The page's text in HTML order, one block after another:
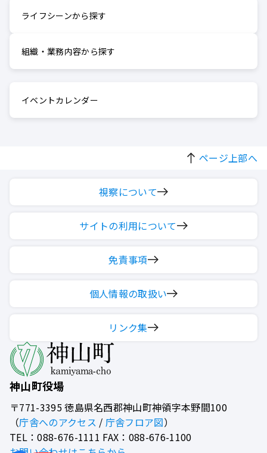
ライフシーンから探す
組織・業務内容から探す
イベントカレンダー
ページ上部へ
神山町役場
〒771-3395徳島県名西郡神山町神領字本野間100
（庁舎へのアクセス / 庁舎フロア図）
TEL：088-676-1111 FAX：088-676-1100
視察について
サイトの利用について
免責事項
個人情報の取扱い
リンク集